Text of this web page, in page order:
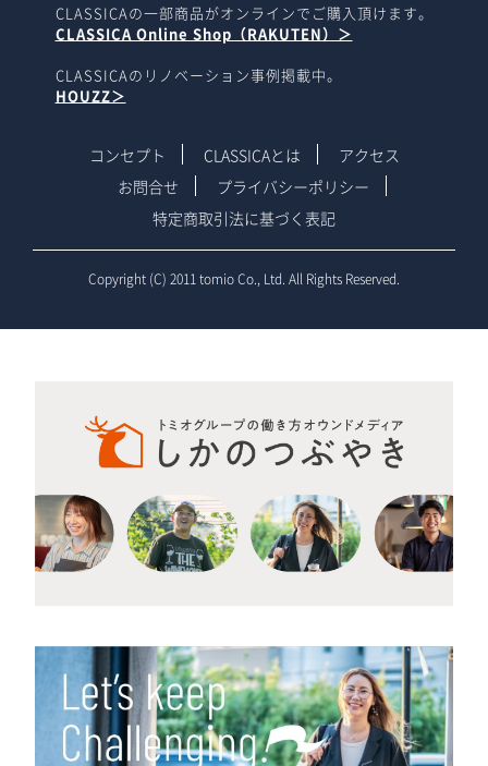
CLASSICAの一部商品がオンラインでご購入頂けます。
CLASSICA Online Shop（RAKUTEN）＞
CLASSICAのリノベーション事例掲載中。
HOUZZ＞
コンセプト CLASSICAとは
アクセス
お問合せ
プライバシーポリシー
特定商取引法に基づく表記
Copyright (C) 2011 tomio Co., Ltd. All Rights Reserved.